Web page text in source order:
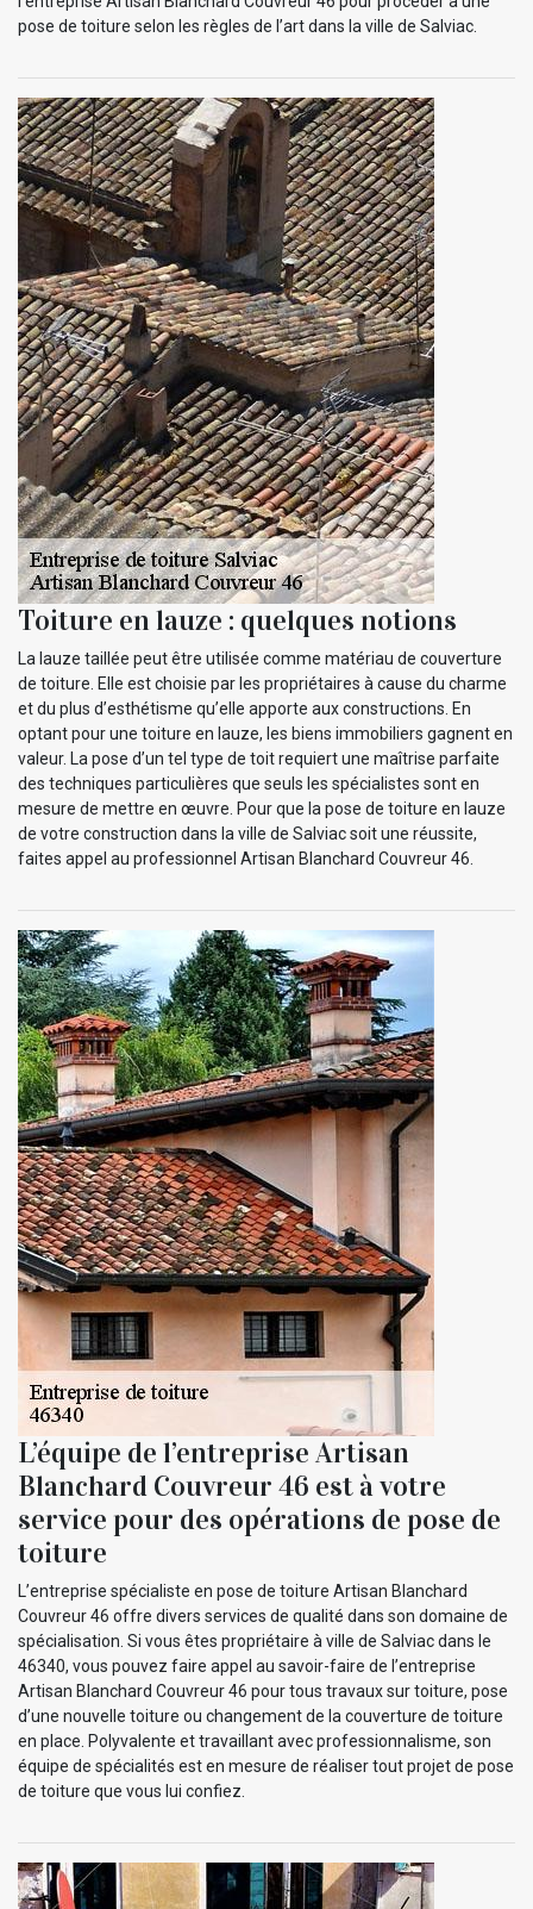
pose de toiture selon les règles de l’art dans la ville de Salviac.
Toiture en lauze : quelques notions
La lauze taillée peut être utilisée comme matériau de couverture
de toiture. Elle est choisie par les propriétaires à cause du charme
et du plus d’esthétisme qu’elle apporte aux constructions. En
optant pour une toiture en lauze, les biens immobiliers gagnent en
valeur. La pose d’un tel type de toit requiert une maîtrise parfaite
des techniques particulières que seuls les spécialistes sont en
mesure de mettre en œuvre. Pour que la pose de toiture en lauze
de votre construction dans la ville de Salviac soit une réussite,
faites appel au professionnel Artisan Blanchard Couvreur 46.
L’équipe de l’entreprise Artisan
Blanchard Couvreur 46 est à votre
service pour des opérations de pose de
toiture
L’entreprise spécialiste en pose de toiture Artisan Blanchard
Couvreur 46 offre divers services de qualité dans son domaine de
spécialisation. Si vous êtes propriétaire à ville de Salviac dans le
46340, vous pouvez faire appel au savoir-faire de l’entreprise
Artisan Blanchard Couvreur 46 pour tous travaux sur toiture, pose
d’une nouvelle toiture ou changement de la couverture de toiture
en place. Polyvalente et travaillant avec professionnalisme, son
équipe de spécialités est en mesure de réaliser tout projet de pose
de toiture que vous lui confiez.